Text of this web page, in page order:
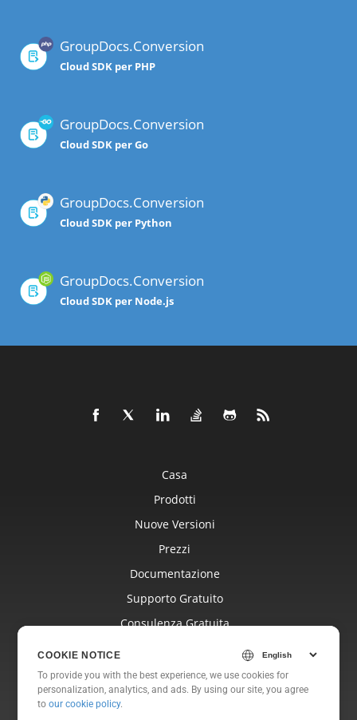
GroupDocs.Conversion
Cloud SDK per PHP
GroupDocs.Conversion
Cloud SDK per Go
GroupDocs.Conversion
Cloud SDK per Python
GroupDocs.Conversion
Cloud SDK per Node.js
Casa
Prodotti
Nuove Versioni
Prezzi
Documentazione
Supporto Gratuito
Consulenza Gratuita
Siti Web
Di
COOKIE NOTICE
To provide you with the best experience, we use cookies for
personalization, analytics, and ads. By using our site, you agree
toour cookie policy.